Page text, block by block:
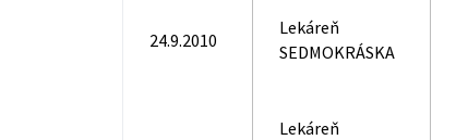
24.9.2010
Lekáreň
SEDMOKRÁSKA
Lekáreň